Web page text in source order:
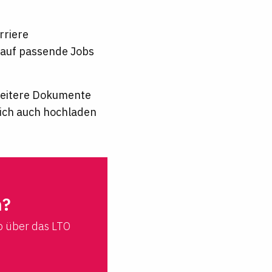
passende Jobs
Dokumente
auch hochladen
das LTO